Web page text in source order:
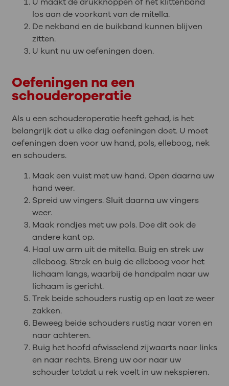
los aan de voorkant van de mitella.
De nekband en de buikband kunnen blijven
zitten.
U kunt nu uw oefeningen doen.
Oefeningen na een
schouderoperatie
Als u een schouderoperatie heeft gehad, is het
belangrijk dat u elke dag oefeningen doet. U moet
oefeningen doen voor uw hand, pols, elleboog, nek
en schouders.
Maak een vuist met uw hand. Open daarna uw
hand weer.
Spreid uw vingers. Sluit daarna uw vingers
weer.
Maak rondjes met uw pols. Doe dit ook de
andere kant op.
Haal uw arm uit de mitella. Buig en strek uw
elleboog. Strek en buig de elleboog voor het
lichaam langs, waarbij de handpalm naar uw
lichaam is gericht.
Trek beide schouders rustig op en laat ze weer
zakken.
Beweeg beide schouders rustig naar voren en
naar achteren.
Buig het hoofd afwisselend zijwaarts naar links
en naar rechts. Breng uw oor naar uw
schouder totdat u rek voelt in uw nekspieren.